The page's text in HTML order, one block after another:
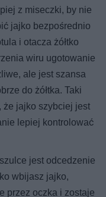
z miseczki, by nie
jajko bezpośrednio
i otacza żółtko
wiru ugotowanie
ale jest szansa
do żółtka. Taki
że jajko szybciej jest
lepiej kontrolować
jest odcedzenie
wbijasz jajko,
przez oczka i zostaje